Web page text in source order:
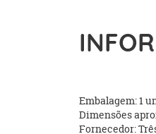
Embalagem: 1
Dimensões
Fornecedor: